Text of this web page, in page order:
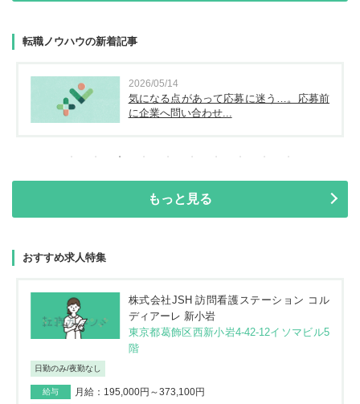
転職ノウハウの新着記事
2026/05/14
気になる点があって応募に迷う…。応募前
に企業へ問い合わせ...
もっと見る
おすすめ求人特集
株式会社JSH 訪問看護ステーション コル
ディアーレ 新小岩
東京都葛飾区西新小岩4-42-12イソマビル5
階
日勤のみ/夜勤なし
給与 月給：195,000円～373,100円